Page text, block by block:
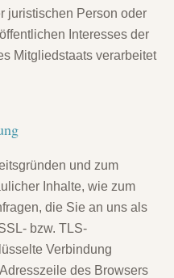
juristischen Person oder
Interesses der
Mitgliedstaats verarbeitet
und zum
Inhalte, wie zum
die Sie an uns als
bzw. TLS-
Verbindung
des Browsers